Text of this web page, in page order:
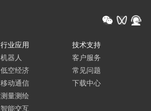
行业应用
机器人
低空经济
移动通信
测量测绘
智能交互
技术支持
客户服务
常见问题
下载中心